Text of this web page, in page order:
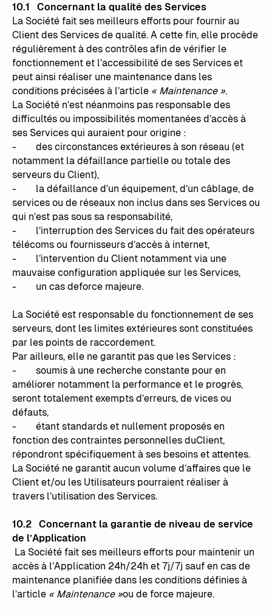
10.1 Concernant la qualité des Services
La Société fait ses meilleurs efforts pour fournir au
Client des Services de qualité. A cette fin, elle procède
régulièrement à des contrôles afin de vérifier le
fonctionnement et l’accessibilité de ses Services et
peut ainsi réaliser une maintenance dans les
conditions précisées à l’article « Maintenance ».
La Société n’est néanmoins pas responsable des
difficultés ou impossibilités momentanées d’accès à
ses Services qui auraient pour origine :
- des circonstances extérieures à son réseau (et
notamment la défaillance partielle ou totale des
serveurs du Client),
- la défaillance d’un équipement, d’un câblage, de
services ou de réseaux non inclus dans ses Services ou
qui n’est pas sous sa responsabilité,
- l’interruption des Services du fait des opérateurs
télécoms ou fournisseurs d’accès à internet,
- l’intervention du Client notamment via une
mauvaise configuration appliquée sur les Services,
- un cas deforce majeure.
La Société est responsable du fonctionnement de ses
serveurs, dont les limites extérieures sont constituées
par les points de raccordement.
Par ailleurs, elle ne garantit pas que les Services :
- soumis à une recherche constante pour en
améliorer notamment la performance et le progrès,
seront totalement exempts d’erreurs, de vices ou
défauts,
- étant standards et nullement proposés en
fonction des contraintes personnelles duClient,
répondront spécifiquement à ses besoins et attentes.
La Société ne garantit aucun volume d’affaires que le
Client et/ou les Utilisateurs pourraient réaliser à
travers l’utilisation des Services.
10.2 Concernant la garantie de niveau de service
de l’Application
La Société fait ses meilleurs efforts pour maintenir un
accès à l’Application 24h/24h et 7j/7j sauf en cas de
maintenance planifiée dans les conditions définies à
l’article « Maintenance »ou de force majeure.